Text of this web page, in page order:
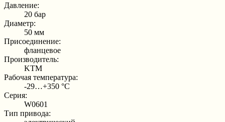
Давление:
20 бар
Диаметр:
50 мм
Присоединение:
фланцевое
Производитель:
KTM
Рабочая температура:
-29…+350 °С
Серия:
W0601
Тип привода: